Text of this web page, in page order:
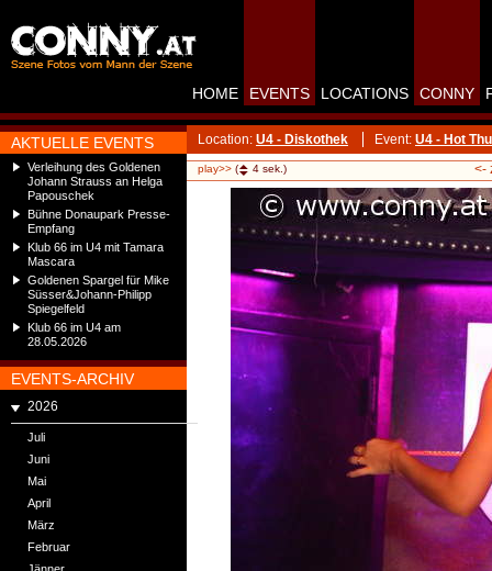
AKTUELLE EVENTS
Verleihung des Goldenen
Johann Strauss an Helga
Papouschek
Bühne Donaupark Presse-
Empfang
Klub 66 im U4 mit Tamara
Mascara
Goldenen Spargel für Mike
Süsser&Johann-Philipp
Spiegelfeld
Klub 66 im U4 am
28.05.2026
EVENTS-ARCHIV
2026
Juli
Juni
Mai
April
März
Februar
HOME EVENTS LOCATIONS CONNY
Location: U4 - Diskothek Event: U4 - Hot
play>> ( 4 sek.) <-